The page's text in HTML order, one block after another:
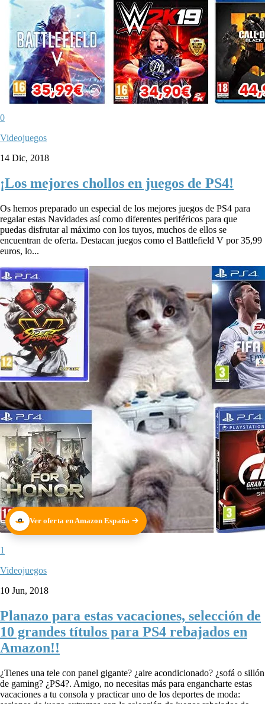
0
Videojuegos
14 Dic, 2018
¡Los mejores chollos en juegos de PS4!
Os hemos preparado un especial de los mejores juegos de PS4 para
regalar estas Navidades así como diferentes periféricos para que
puedas disfrutar al máximo con los tuyos, muchos de ellos se
encuentran de oferta. Destacan juegos como el Battlefield V por 35,99
euros, lo...
Ver oferta en Amazon España
1
Videojuegos
10 Jun, 2018
Planazo para estas vacaciones, selección de
10 grandes títulos para PS4 rebajados en
Amazon!!
¿Tienes una tele con panel gigante? ¿aire acondicionado? ¿sofá o sillón
de gaming? ¿PS4?. Amigo, no necesitas más para engancharte estas
vacaciones a tu consola y practicar uno de los deportes de moda: